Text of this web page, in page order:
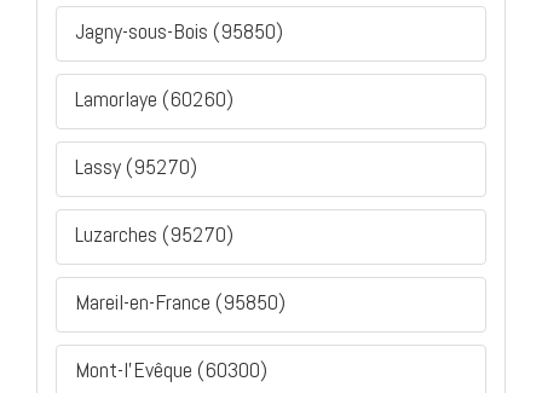
Jagny-sous-Bois (95850)
Lamorlaye (60260)
Lassy (95270)
Luzarches (95270)
Mareil-en-France (95850)
Mont-l'Evêque (60300)